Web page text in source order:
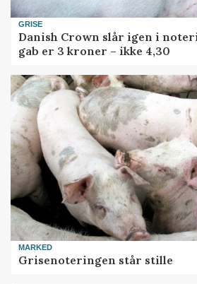
GRISE
Danish Crown slår igen i
gab er 3 kroner – ikke 4,30
MARKED
Grisenoteringen står stille